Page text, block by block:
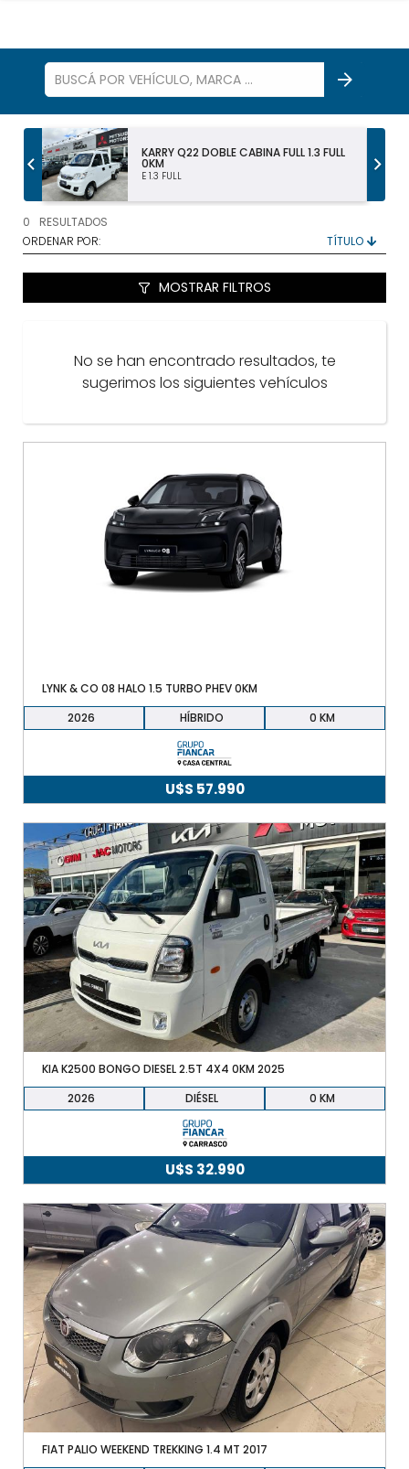
TODOS LOS VEHÍCULOS
PICKUP Y DOBLE CABINA
VENDÉ
+598 91 372 694
KARRY Q22 DOBLE CABINA FULL 1.3 FULL
0KM
E 1.3 FULL
0
RESULTADOS
ORDENAR POR:
MOSTRAR FILTROS
No se han encontrado resultados, te
sugerimos los siguientes vehículos
LYNK & CO 08 HALO 1.5 TURBO PHEV 0KM
2026
HÍBRIDO 0
U$S 57.990
KIA K2500 BONGO DIESEL 2.5T 4X4 0KM 2025
2026
DIÉSEL 0
U$S 32.990
FIAT PALIO WEEKEND TREKKING 1.4 MT 2017